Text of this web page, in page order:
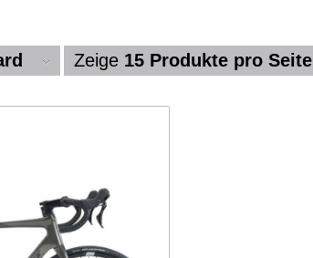
Zeige 15 Produkte pro Seite